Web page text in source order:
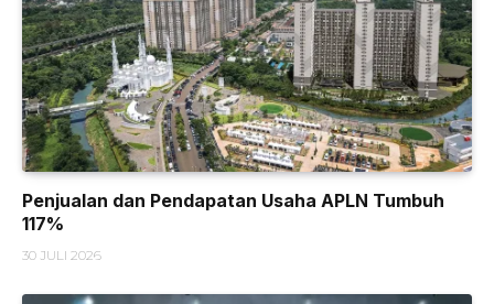
Penjualan dan Pendapatan Usaha APLN Tumbuh
117%
30 JULI 2026